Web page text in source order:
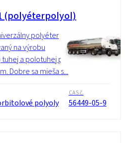
(polyéterpolyol)
polyéter
na výrobu
tuhej a polotuhej peny
Dobre sa mieša s...
polyoly
CAS č.
56449-05-9